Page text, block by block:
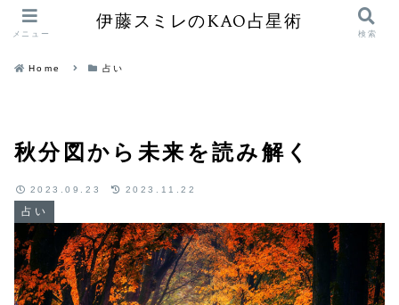
Home 占い
秋分図から未来を読み解く
占い
2023.09.23 2023.11.22
メニュー 伊藤スミレのKAO占星術 検索